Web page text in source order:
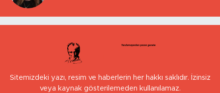
Sitemizdeki yazı, resim ve haberlerin her hakkı saklıdır. İzinsiz
veya kaynak gösterilemeden kullanılamaz.